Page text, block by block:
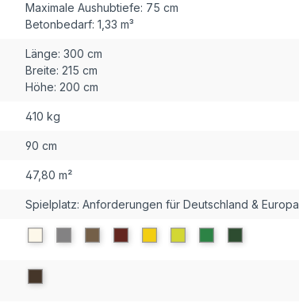
Maximale Aushubtiefe: 75 cm
Betonbedarf: 1,33 m³
Länge: 300 cm
Breite: 215 cm
Höhe: 200 cm
410 kg
90 cm
47,80 m²
Spielplatz: Anforderungen für Deutschland & Europa